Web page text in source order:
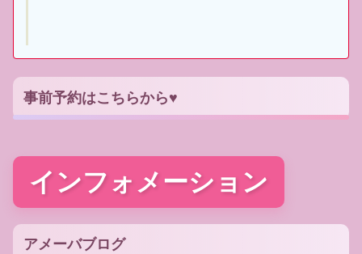
事前予約はこちらから♥
インフォメーション
アメーバブログ